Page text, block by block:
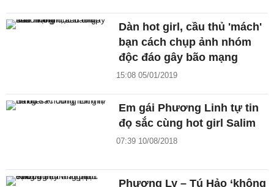
Dàn hot girl, cầu thủ 'mách'
bạn cách chụp ảnh nhóm
độc đáo gây bão mạng
15:08 05/01/2019
Em gái Phương Linh tự tin
đọ sắc cùng hot girl Salim
07:39 10/08/2018
Phương Ly – Tú Hảo ‘không